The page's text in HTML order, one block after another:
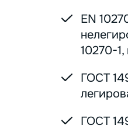
EN
10270-1,
ГОСТ
ГОСТ